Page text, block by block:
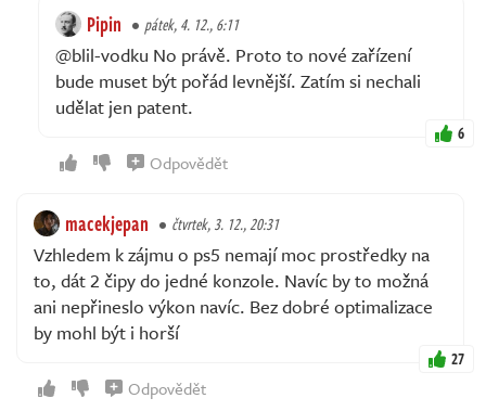
Pipin pátek, 4. 12., 6:11
@blil-vodku No právě. Proto to nové zařízení
bude muset být pořád levnější. Zatím si nechali
udělat jen patent.
6
Odpovědět
macekjepan čtvrtek, 3. 12., 20:31
Vzhledem k zájmu o ps5 nemají moc prostředky na
to, dát 2 čipy do jedné konzole. Navíc by to možná
ani nepřineslo výkon navíc. Bez dobré optimalizace
by mohl být i horší
27
Odpovědět